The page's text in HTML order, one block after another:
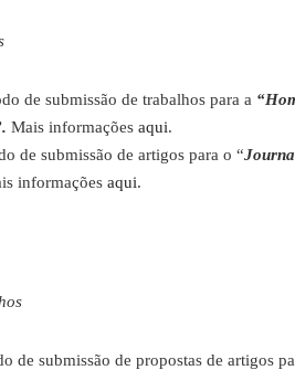
de submissão de trabalhos para a
Mais informações aqui.
de submissão de artigos para o “
informações aqui.
de submissão de propostas de artigos